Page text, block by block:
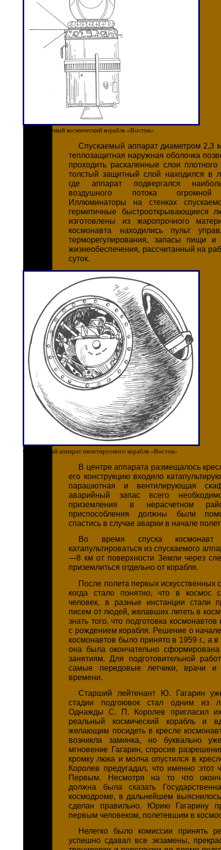
Пилотируемый космический корабль «Восток»
Спускаемый аппарат диаметром 2,3
теплозащитная наружная оболочка
проходить раскаленные слои
толстый защитный слой находился в
где аппарат подвергался
воздушного потока огромной
Иллюминаторы на стенках
герметичные быстрооткрывающиеся
изготовлены из жаропрочного
космонавта находились пульт
терморегулирования, запасы пищи и
жизнеобеспечения, рассчитанный на
суток.
Спускаемый аппарат пилотируемого корабля «Восток»
В центре аппарата размещалось
его конструкцию входило
парашютная и вентилирующая
аварийный запас всего
приземления в нерасчетном
приспособления должны были
спастись в случае аварии в начале
Во время спуска
катапультироваться из спускаемого
—8 км от поверхности Земли через
приземлиться отдельно от корабля.
После полета первых искусственных
когда стало понятно, что в космос
человек, в разные инстанции стали
писем от людей, желавших лететь в
знать того, что подготовка
с рождением корабля. Решение о
космонавтов было принято в 1959 г., а
она была окончательно
занятиям. Для подготовительной
самые передовые летчики, врачи и
времени.
Старший лейтенант Ю. Гагарин
стадии подгоювок стал одним из
ОднаждыС. П. Королев пригласил
реальный космический корабль и
желающим посидеть в кресле
возникла заминка, но буквально
мгновение Гагарин, спросив
кромку люка и молча опустился в
Королев предугадал, что именно этот
Первым. Несмотря на то что
должна была сказать
космодроме, в дальнейшем
сделан правильно. Юрию Гагарину
первым человеком, полетевшим в
Нелегко было комиссии принять
успешно сдавал все экзамены,